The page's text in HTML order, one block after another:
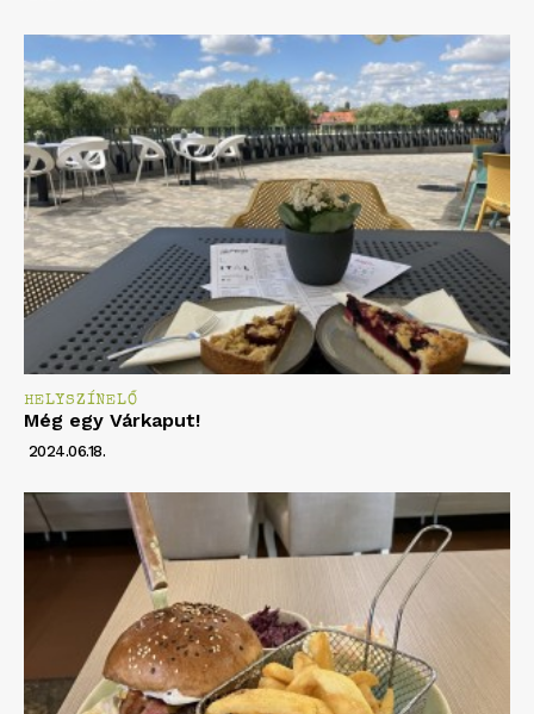
HELYSZÍNELŐ
Még egy Várkaput!
2024.06.18.